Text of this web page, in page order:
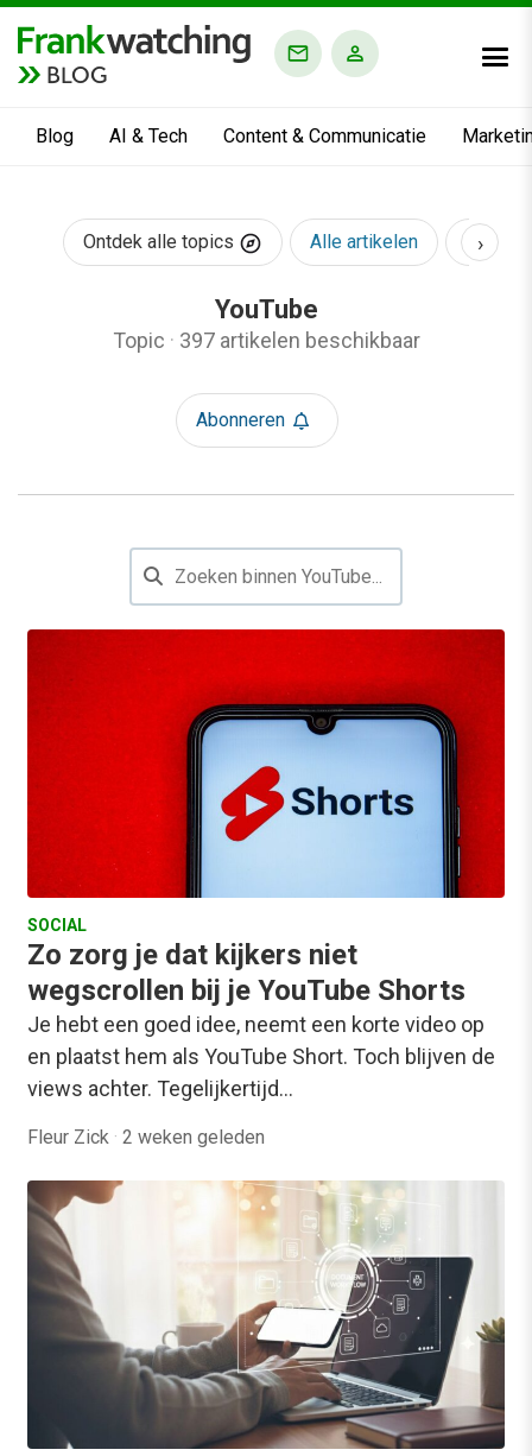
BLOG
Blog AI & Tech Content & Communicatie
Ontdek alle topics Alle artikelen AI &
›
YouTube
Topic · 397 artikelen beschikbaar
Abonneren
SOCIAL
Zo zorg je dat kijkers niet
wegscrollen bij je YouTube Shorts
Je hebt een goed idee, neemt een korte video op
en plaatst hem als YouTube Short. Toch blijven de
views achter. Tegelijkertijd…
Fleur Zick · 2 weken geleden